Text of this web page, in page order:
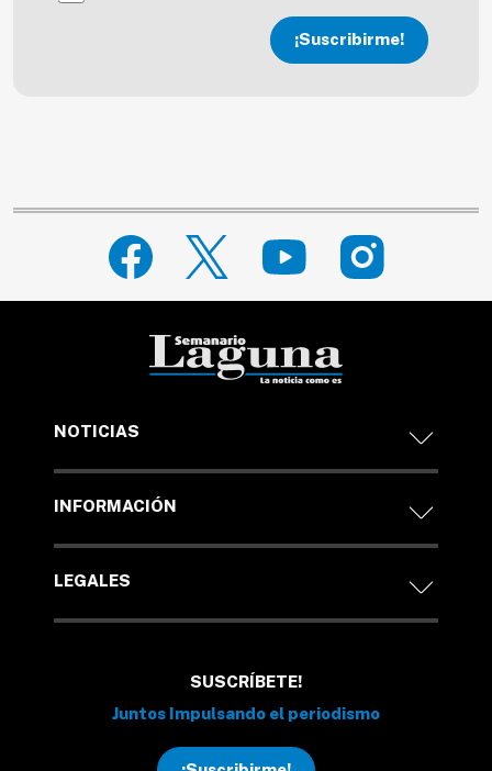
¡Suscribirme!
NOTICIAS
INFORMACIÓN
LEGALES
SUSCRÍBETE!
Juntos Impulsando el periodismo